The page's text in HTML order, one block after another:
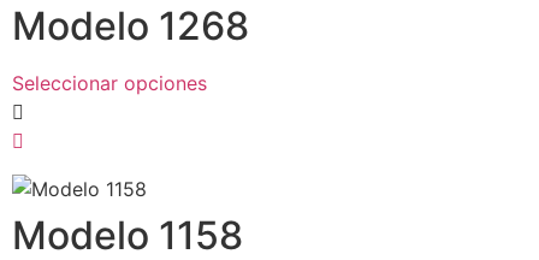
Modelo 1268
Seleccionar opciones
Modelo 1158